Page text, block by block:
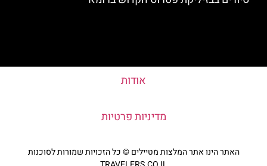
אודות
מדיניות פרטיות
האתר הינו אתר המלצות מטיילים © כל הזכויות שמורות לסוכנות